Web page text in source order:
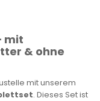
mit
& ohne
mit unserem
. Dieses Set ist